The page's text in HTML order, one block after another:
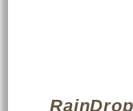
RainDrop